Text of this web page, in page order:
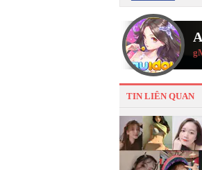
TIN LIÊN QUAN